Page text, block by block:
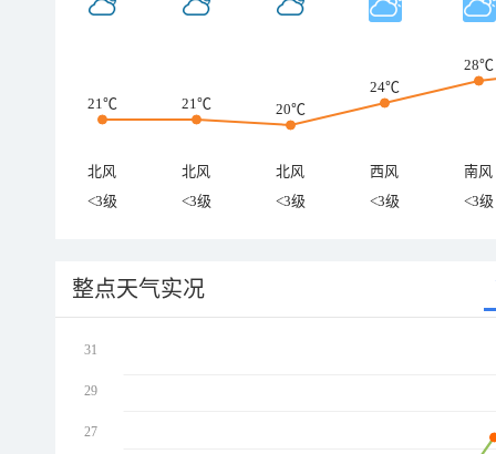
21℃ 21℃ 20℃
24℃
28℃
北风 北风 北风 西风
南风
<3级
<3级 <3级 <3级 <3级
整点天气实况
31
29
27